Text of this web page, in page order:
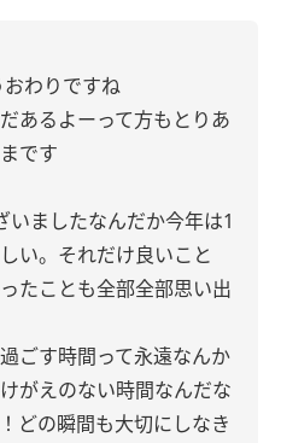
わりですね
あるよーって方も とりあ
です
いましたなんだか今年は1
い。 それだけ良いこと
たことも全部全部思い出
ごす時間って永遠なんか
がえのない時間なんだな
どの瞬間も大切にしなき